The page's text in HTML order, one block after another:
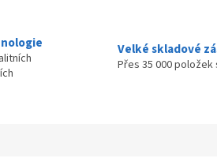
Velké skladové
Přes 35 000 položek